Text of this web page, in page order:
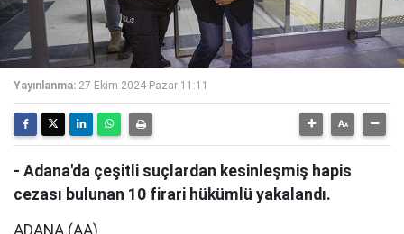
Video
Yayınlanma: 27 Ekim 2024 Pazar 11:11
- Adana'da çeşitli suçlardan kesinleşmiş hapis
cezası bulunan 10 firari hükümlü yakalandı.
ADANA (AA)